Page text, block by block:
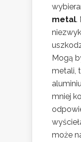
metal.
Mogą
metali,
mniej
może